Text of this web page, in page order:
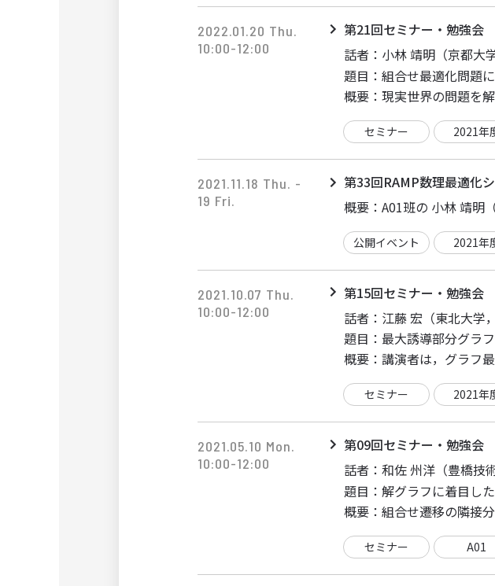
2022.01.20 Thu.
10:00-12:00
第21回セミナー・勉強会
話者： 小林 靖明（京都大
題目： 組合せ最適化問題
概要：
セミナー 2021年
2021.11.18 Thu. -
19 Fri.
第33回RAMP数理最適化
概要：
公開イベント 2021年
2021.10.07 Thu.
10:00-12:00
第15回セミナー・勉強会
話者： 江藤 宏（東北大学
題目： 最大誘導部分グラ
概要：
セミナー 2021年
2021.05.10 Mon.
10:00-12:00
第09回セミナー・勉強会
話者： 和佐 州洋（豊橋技
題目： 解グラフに着目し
概要：
セミナー A01